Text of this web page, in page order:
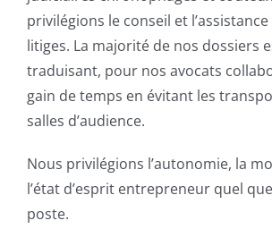
Le cabinet, l’équipe
Domaine d’intervention
Honoraires
Recrutement
privilégions le conseil et
litiges. La majorité de nos dossiers
traduisant, pour nos avocats
gain de temps en évitant les
salles d’audience.
Nous privilégions l’autonomie, la
l’état d’esprit entrepreneur quel
poste.